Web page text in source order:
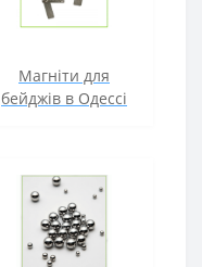
Магніти для
бейджів в Одессі